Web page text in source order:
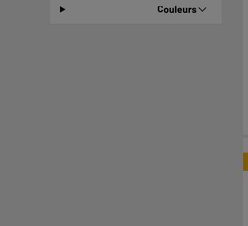
Couleurs